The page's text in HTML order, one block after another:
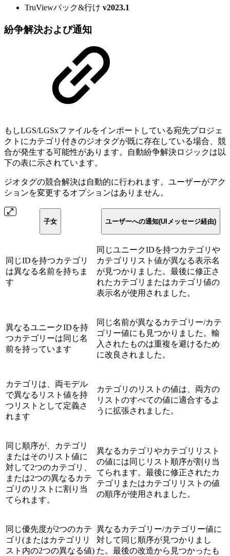
TruViewパック&行け v2023.1
紛争解決および通知
もしLGS/LGSxファイルをインポートしている宛先プロジェ
クトにカテゴリ付きのジオタグが既に存在している場合、競
合が発生する可能性があります。自動紛争解決ロジックは以
下の表に示されています。
ジオタグの競合解決は自動的に行われます。ユーザーがアク
ションを変更するオプションはありません。
子女 ユーザーへの通知(UIメッセージ経由)
同じIDを持つカテゴリ
は異なる名前を持ちま
す
同じユニークIDを持つカテゴリや
カテゴリリスト値が異なる表示名
が見つかりました。最後に修正さ
れたカテゴリまたはカテゴリ値の
表示名が使用されました。
異なるユニークIDを持
つカテゴリーは同じ名
前を持っています
同じ名前が異なるカテゴリー/カテ
ゴリー値にも見つかりました。輸
入されたものは重複を避けるため
に改良されました。
カテゴリは、両モデル
で異なるリスト値を持
つリストとして定義さ
れます
カテゴリのリストの値は、両方の
リストのすべての値に適合するよ
うに拡張されました。
同じ順序が、カテゴリ
またはそのリスト値に
対して2つのカテゴリ、
または2つの異なるカテ
ゴリのリストに割り当
てられます。
異なるカテゴリやカテゴリリスト
の値には同じリスト順序が割り当
てられます。最後に修正されたカ
テゴリまたはカテゴリリストの値
の順序が使用されました。
同じ優先度が2つのカテ
ゴリ(またはカテゴリリ
スト内の2つの異なる値)
異なるカテゴリー/カテゴリー値に
対して同じ順序が見つかりまし
た。最後の改造から見つかったも